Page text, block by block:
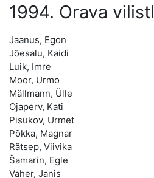
1994. Orava
Jaanus, Egon
Jõesalu, Kaidi
Luik, Imre
Moor, Urmo
Mällmann, Ülle
Ojaperv, Kati
Pisukov, Urmet
Põkka, Magnar
Rätsep, Viivika
Šamarin, Egle
Vaher, Janis